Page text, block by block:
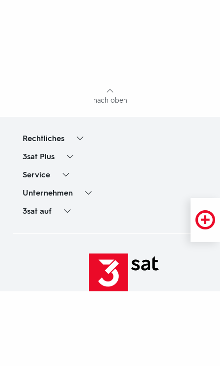
nach oben
Rechtliches
3sat Plus
Service
Unternehmen
3sat auf